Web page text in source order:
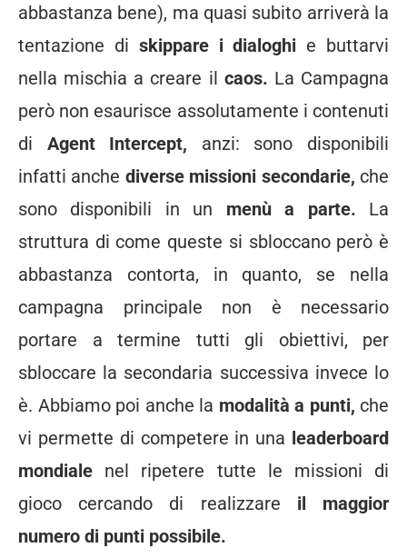
abbastanza bene), ma quasi subito arriverà la
tentazione di skippare i dialoghi e buttarvi
nella mischia a creare il caos. La Campagna
però non esaurisce assolutamente i contenuti
di Agent Intercept, anzi: sono disponibili
infatti anche diverse missioni secondarie, che
sono disponibili in un menù a parte. La
struttura di come queste si sbloccano però è
abbastanza contorta, in quanto, se nella
campagna principale non è necessario
portare a termine tutti gli obiettivi, per
sbloccare la secondaria successiva invece lo
è. Abbiamo poi anche la modalità a punti, che
vi permette di competere in una leaderboard
mondiale nel ripetere tutte le missioni di
gioco cercando di realizzare il maggior
numero di punti possibile.